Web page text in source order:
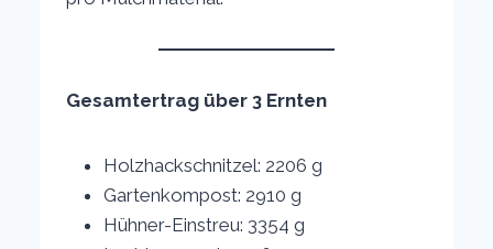
Gesamtertrag über 3 Ernten
Holzhackschnitzel: 2206 g
Gartenkompost: 2910 g
Hühner-Einstreu: 3354 g